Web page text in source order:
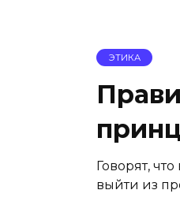
ЭТИКА
Говорят,
выйти из